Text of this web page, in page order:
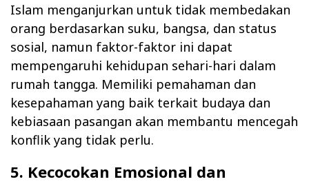
Islam menganjurkan untuk tidak membedakan
orang berdasarkan suku, bangsa, dan status
sosial, namun faktor-faktor ini dapat
mempengaruhi kehidupan sehari-hari dalam
rumah tangga. Memiliki pemahaman dan
kesepahaman yang baik terkait budaya dan
kebiasaan pasangan akan membantu mencegah
konflik yang tidak perlu.
5. Kecocokan Emosional dan